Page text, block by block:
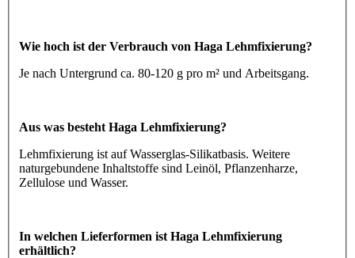
Wie hoch ist der Verbrauch von Haga Lehmfixierung?
Je nach Untergrund ca. 80-120 g pro m² und Arbeitsgang.
Aus was besteht Haga Lehmfixierung?
Lehmfixierung ist auf Wasserglas-Silikatbasis. Weitere
naturgebundene Inhaltstoffe sind Leinöl, Pflanzenharze,
Zellulose und Wasser.
In welchen Lieferformen ist Haga Lehmfixierung
erhältlich?